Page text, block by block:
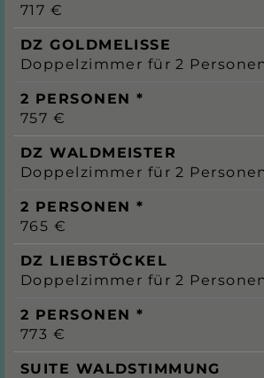
717 €
DZ GOLDMELISSE
Doppelzimmer für 2
2 PERSONEN *
757 €
DZ WALDMEISTER
Doppelzimmer für 2
2 PERSONEN *
765 €
DZ LIEBSTÖCKEL
Doppelzimmer für 2
2 PERSONEN *
773 €
SUITE WALDSTIMMUNG